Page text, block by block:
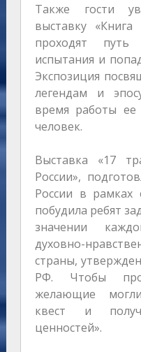
Также гости
выставку «Книга
проходят путь
испытания и
Экспозиция
легендам и
время работы ее
человек.
Выставка «17
России»,
России в рамках
побудила ребят
значении
духовно-
страны,
РФ. Чтобы
желающие
квест и
ценностей».